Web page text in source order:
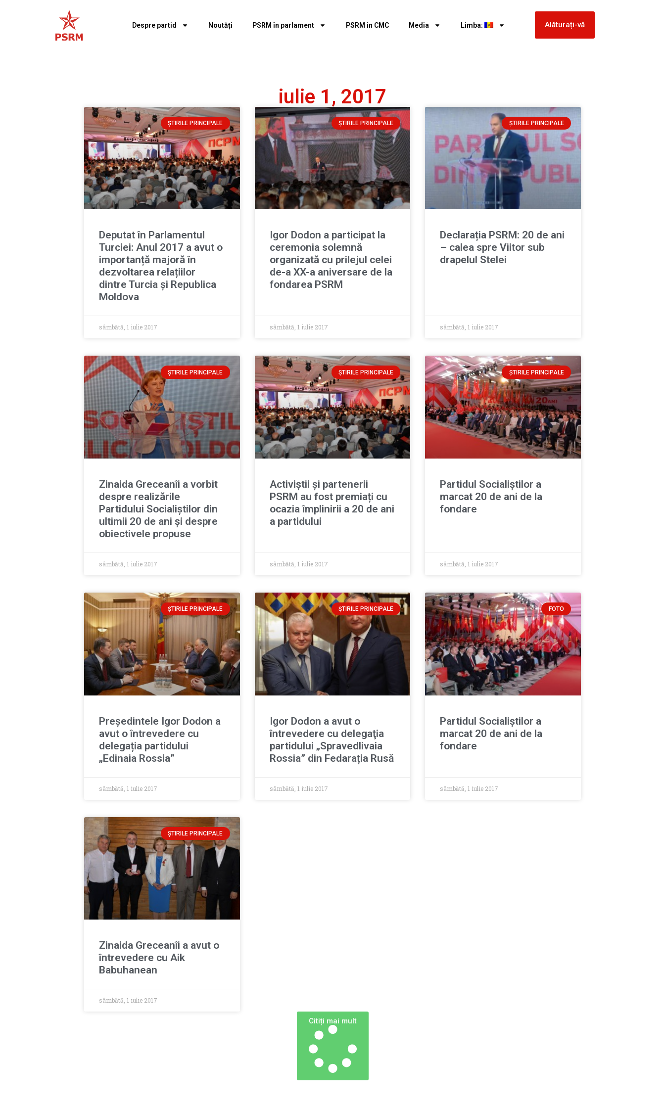
Despre partid Noutăți PSRM în parlament PSRM in CMC Media Limba: Alăturați-vă
iulie 1, 2017
ȘTIRILE PRINCIPALE
Deputat în Parlamentul
Turciei: Anul 2017 a avut o
importanță majoră în
dezvoltarea relațiilor
dintre Turcia și Republica
Moldova
sâmbătă, 1 iulie 2017
ȘTIRILE PRINCIPALE
Igor Dodon a participat la
ceremonia solemnă
organizată cu prilejul celei
de-a XX-a aniversare de la
fondarea PSRM
sâmbătă, 1 iulie 2017
ȘTIRILE PRINCIPALE
Declarația PSRM: 20 de ani
– calea spre Viitor sub
drapelul Stelei
sâmbătă, 1 iulie 2017
ȘTIRILE PRINCIPALE
Zinaida Greceanîi a vorbit
despre realizările
Partidului Socialiștilor din
ultimii 20 de ani și despre
obiectivele propuse
sâmbătă, 1 iulie 2017
ȘTIRILE PRINCIPALE
Activiștii și partenerii
PSRM au fost premiați cu
ocazia împlinirii a 20 de ani
a partidului
sâmbătă, 1 iulie 2017
ȘTIRILE PRINCIPALE
Partidul Socialiștilor a
marcat 20 de ani de la
fondare
sâmbătă, 1 iulie 2017
ȘTIRILE PRINCIPALE
Preşedintele Igor Dodon a
avut o întrevedere cu
delegația partidului
„Edinaia Rossia”
sâmbătă, 1 iulie 2017
ȘTIRILE PRINCIPALE
Igor Dodon a avut o
întrevedere cu delegaţia
partidului „Spravedlivaia
Rossia” din Fedarația Rusă
sâmbătă, 1 iulie 2017
FOTO
Partidul Socialiștilor a
marcat 20 de ani de la
fondare
sâmbătă, 1 iulie 2017
ȘTIRILE PRINCIPALE
Zinaida Greceanîi a avut o
întrevedere cu Aik
Babuhanean
sâmbătă, 1 iulie 2017
Сitiți mai mult